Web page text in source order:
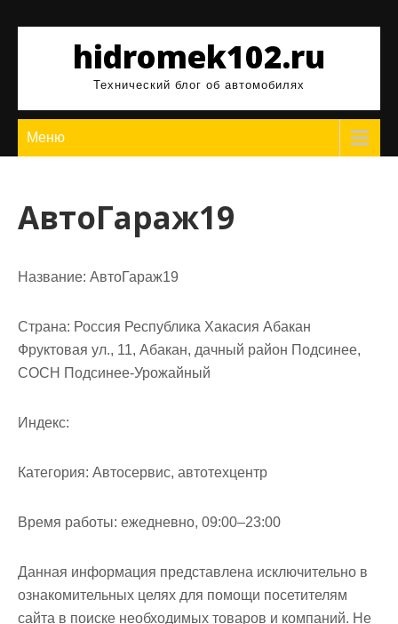
содержимомуhidromek102.ru
Технический блог об автомобилях
Меню
АвтоГараж19
Название: АвтоГараж19
Страна: Россия Республика Хакасия Абакан
Фруктовая ул., 11, Абакан, дачный район Подсинее,
СОСН Подсинее-Урожайный
Индекс:
Категория: Автосервис, автотехцентр
Время работы: ежедневно, 09:00–23:00
Данная информация представлена исключительно в
ознакомительных целях для помощи посетителям
сайта в поиске необходимых товаров и компаний. Не